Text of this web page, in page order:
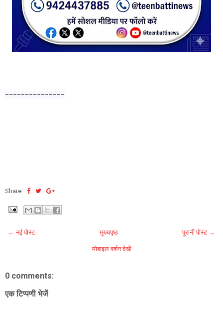
---------------
Share:
← नई पोस्ट पुरानी पोस्ट →
मुख्यपृष्ठ
मोबाइल वर्शन देखें
0 comments:
एक टिप्पणी भेजें